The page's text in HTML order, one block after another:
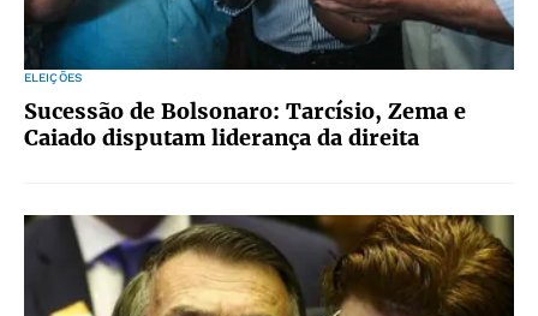
ELEIÇÕES
Sucessão de Bolsonaro: Tarcísio, Zema e
Caiado disputam liderança da direita